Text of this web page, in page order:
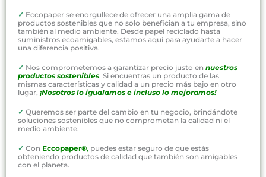
✓ Eccopaper se enorgullece de ofrecer una amplia gama de
productos sostenibles que no solo benefician a tu empresa, sino
también al medio ambiente. Desde papel reciclado hasta
suministros ecoamigables, estamos aquí para ayudarte a hacer
una diferencia positiva.
✓ Nos comprometemos a garantizar precio justo en nuestros
productos sostenibles. Si encuentras un producto de las
mismas características y calidad a un precio más bajo en otro
lugar, ¡Nosotros lo igualamos e incluso lo mejoramos!
✓ Queremos ser parte del cambio en tu negocio, brindándote
soluciones sostenibles que no comprometan la calidad ni el
medio ambiente.
✓ Con Eccopaper®, puedes estar seguro de que estás
obteniendo productos de calidad que también son amigables
con el planeta.